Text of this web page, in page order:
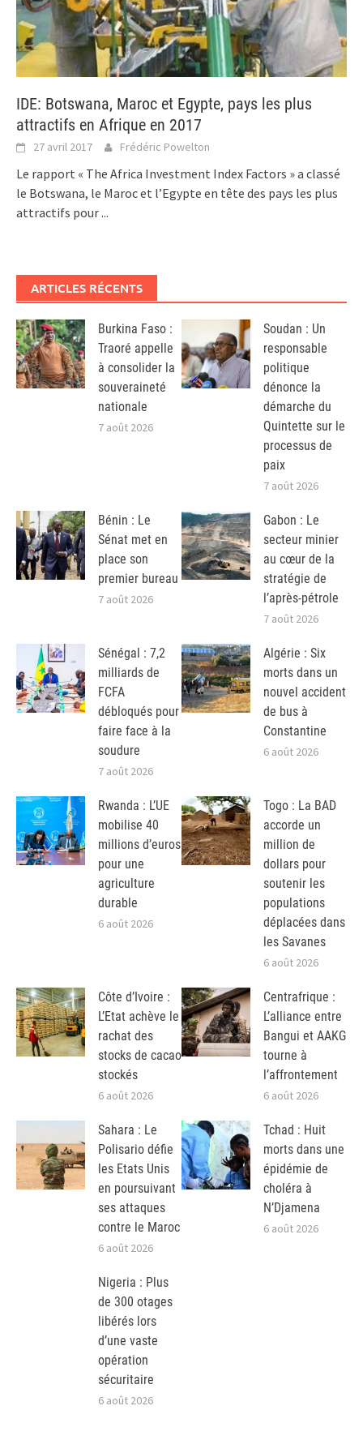
IDE: Botswana, Maroc et Egypte, pays les plus
attractifs en Afrique en 2017
27 avril 2017 Frédéric Powelton
Le rapport « The Africa Investment Index Factors » a classé
le Botswana, le Maroc et l’Egypte en tête des pays les plus
attractifs pour...
ARTICLES RÉCENTS
Burkina Faso :
Traoré appelle
à consolider la
souveraineté
nationale
7 août 2026
Soudan : Un
responsable
politique
dénonce la
démarche du
Quintette sur le
processus de
paix
7 août 2026
Bénin : Le
Sénat met en
place son
premier bureau
7 août 2026
Gabon : Le
secteur minier
au cœur de la
stratégie de
l’après-pétrole
7 août 2026
Sénégal : 7,2
milliards de
FCFA
débloqués pour
faire face à la
soudure
7 août 2026
Algérie : Six
morts dans un
nouvel accident
de bus à
Constantine
6 août 2026
Rwanda : L’UE
mobilise 40
millions d’euros
pour une
agriculture
durable
6 août 2026
Togo : La BAD
accorde un
million de
dollars pour
soutenir les
populations
déplacées dans
les Savanes
6 août 2026
Côte d’Ivoire :
L’Etat achève le
rachat des
stocks de cacao
stockés
6 août 2026
Centrafrique :
L’alliance entre
Bangui et AAKG
tourne à
l’affrontement
6 août 2026
Sahara : Le
Polisario défie
les Etats Unis
en poursuivant
ses attaques
contre le Maroc
6 août 2026
Tchad : Huit
morts dans une
épidémie de
choléra à
N’Djamena
6 août 2026
Nigeria : Plus
de 300 otages
libérés lors
d’une vaste
opération
sécuritaire
6 août 2026